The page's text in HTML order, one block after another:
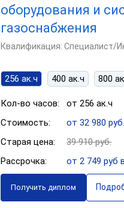
оборудования и
газоснабжения
Квалификация: Специалист/
256 ак.ч 400 ак.ч 800
Кол-во часов:
от 256 ак.ч
Стоимость:
от 32 980 руб.
Старая цена:
39 910 руб.
Рассрочка:
от 2 749 руб
Получить диплом